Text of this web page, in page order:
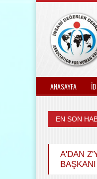
ANASAYFA
EN SON
A'DAN
BAŞKANI